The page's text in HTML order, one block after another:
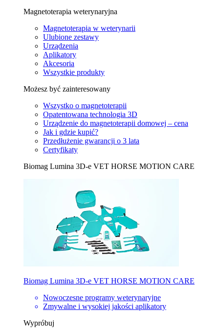
Magnetoterapia weterynaryjna
Magnetoterapia w weterynarii
Ulubione zestawy
Urządzenia
Aplikatory
Akcesoria
Wszystkie produkty
Możesz być zainteresowany
Wszystko o magnetoterapii
Opatentowana technologia 3D
Urządzenie do magnetoterapii domowej – cena
Jak i gdzie kupić?
Przedłużenie gwarancji o 3 lata
Certyfikaty
Biomag Lumina 3D-e VET HORSE MOTION CARE
Biomag Lumina 3D-e VET HORSE MOTION CARE
Nowoczesne programy weterynaryjne
Zmywalne i wysokiej jakości aplikatory
Wypróbuj